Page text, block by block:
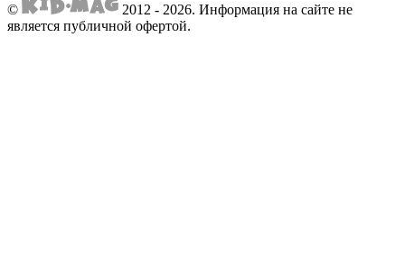
© 2012 - 2026. Информация на сайте не
является публичной офертой.